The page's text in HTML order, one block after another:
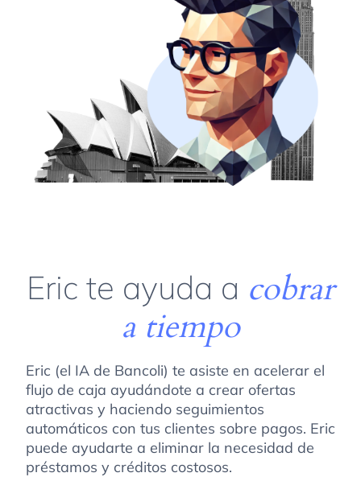
Eric te ayuda a cobrar
a tiempo
Eric (el IA de Bancoli) te asiste en acelerar el
flujo de caja ayudándote a crear ofertas
atractivas y haciendo seguimientos
automáticos con tus clientes sobre pagos. Eric
puede ayudarte a eliminar la necesidad de
préstamos y créditos costosos.